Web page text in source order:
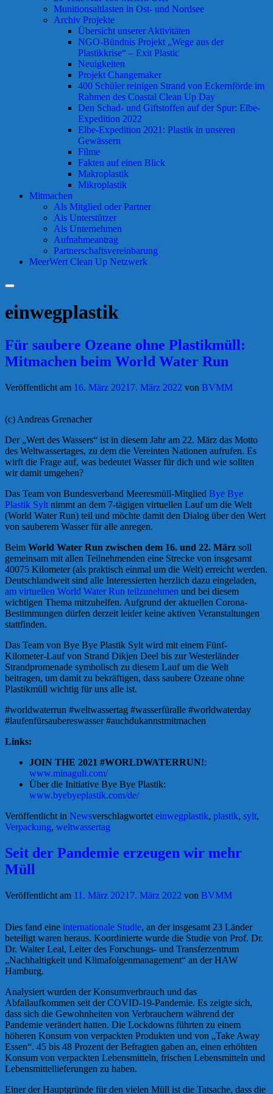
Munitionsaltlasten in Ost- und Nordsee
Archiv Projekte
Übersicht unserer Aktivitäten
NGO-Bündnis Projekt „Wege aus der
Plastikkrise“ – Exit Plastic
Neuigkeiten
Projekt Changemaker
400 Schüler reinigen Strand von Eckernförde im
Rahmen des Coastal Clean Up Day
Den Schad- und Giftstoffen auf der Spur: Elbe-
Expedition 2022
Elbe-Expedition 2021: Plastik in unseren
Gewässern
Filme
Fakten auf einen Blick
Makroplastik
Mikroplastik
Mitmachen
Als Mitglied oder Partner
Als Unterstützer
Als Unternehmen
Aufnahmeantrag
Partnerschaftsvereinbarung
MeerWert Clean Up Netzwerk
Suchen
einwegplastik
Für saubere Ozeane ohne Plastikmüll:
Mitmachen beim World Water Run
Veröffentlicht am 16. März 2021 7. März 2022 von BVMM
(c) Andreas Grenacher
Der „Wert des Wassers“ ist in diesem Jahr am 22. März das Motto
des Weltwassertages, zu dem die Vereinten Nationen aufrufen. Es
wirft die Frage auf, was bedeutet Wasser für dich und wie sollten
wir damit umgehen?
Das Team von Bundesverband Meeresmüll-Mitglied Bye Bye
Plastik Sylt nimmt an dem 7-tägigen virtuellen Lauf um die Welt
(World Water Run) teil und möchte damit den Dialog über den Wert
von sauberem Wasser für alle anregen.
Beim World Water Run zwischen dem 16. und 22. März soll
gemeinsam mit allen Teilnehmenden eine Strecke von insgesamt
40075 Kilometer (als praktisch einmal um die Welt) erreicht werden.
Deutschlandweit sind alle Interessierten herzlich dazu eingeladen,
am virtuellen World Water Run teilzunehmen und bei diesem
wichtigen Thema mitzuhelfen. Aufgrund der aktuellen Corona-
Bestimmungen dürfen derzeit leider keine aktiven Veranstaltungen
stattfinden.
Das Team von Bye Bye Plastik Sylt wird mit einem Fünf-
Kilometer-Lauf von Strand Dikjen Deel bis zur Westerländer
Strandpromenade symbolisch zu diesem Lauf um die Welt
beitragen, um damit zu bekräftigen, dass saubere Ozeane ohne
Plastikmüll wichtig für uns alle ist.
#worldwaterrun #weltwassertag #wasserfüralle #worldwaterday
#laufenfürsaubereswasser #auchdukannstmitmachen
Links:
JOIN THE 2021 #WORLDWATERRUN!:
www.minaguli.com/
Über die Initiative Bye Bye Plastik:
www.byebyeplastik.com/de/
Veröffentlicht in Newsverschlagwortet einwegplastik, plastik, sylt,
Verpackung, weltwassertag
Seit der Pandemie erzeugen wir mehr
Müll
Veröffentlicht am 11. März 2021 7. März 2022 von BVMM
Dies fand eine internationale Studie, an der insgesamt 23 Länder
beteiligt waren heraus. Koordinierte wurde die Studie von Prof. Dr.
Dr. Walter Leal, Leiter des Forschungs- und Transferzentrum
„Nachhaltigkeit und Klimafolgenmanagement“ an der HAW
Hamburg.
Analysiert wurden der Konsumverbrauch und das
Abfallaufkommen seit der COVID-19-Pandemie. Es zeigte sich,
dass sich die Gewohnheiten von Verbrauchern während der
Pandemie verändert hatten. Die Lockdowns führten zu einem
höheren Konsum von verpackten Produkten und von „Take Away
Essen“. 45 bis 48 Prozent der Befragten gaben an, einen erhöhten
Konsum von verpackten Lebensmitteln, frischen Lebensmitteln und
Lebensmittellieferungen zu haben.
Einer der Hauptgründe für den vielen Müll ist die Tatsache, dass die